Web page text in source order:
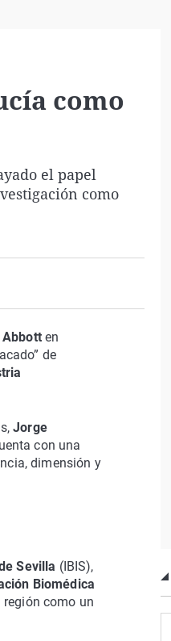
como
el papel
como
Abbotten
de
Jorge
con una
dimensión y
Sevilla (IBIS),
Biomédica
como un